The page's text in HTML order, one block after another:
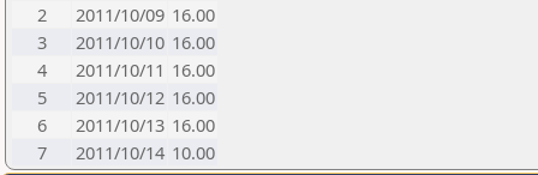
2
2011/10/09 16.00
3
2011/10/10 16.00
4
2011/10/11 16.00
5
2011/10/12 16.00
6
2011/10/13 16.00
7
2011/10/14 10.00